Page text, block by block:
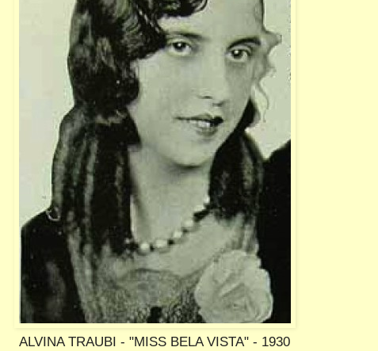
ALVINA TRAUBI - "MISS BELA VISTA" - 1930